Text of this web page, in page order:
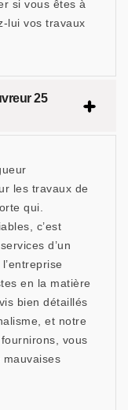
si vous êtes à
lui vos travaux
25
les travaux de
qui.
c’est
d’un
en la matière
bien détaillés
et notre
vous